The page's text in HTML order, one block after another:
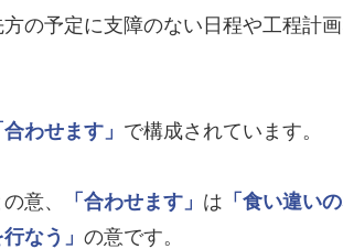
の予定に支障のない日程や工程計
合わせます」 で構成されています。
意、 「合わせます」 は 「食い違い
なう」 の意です。